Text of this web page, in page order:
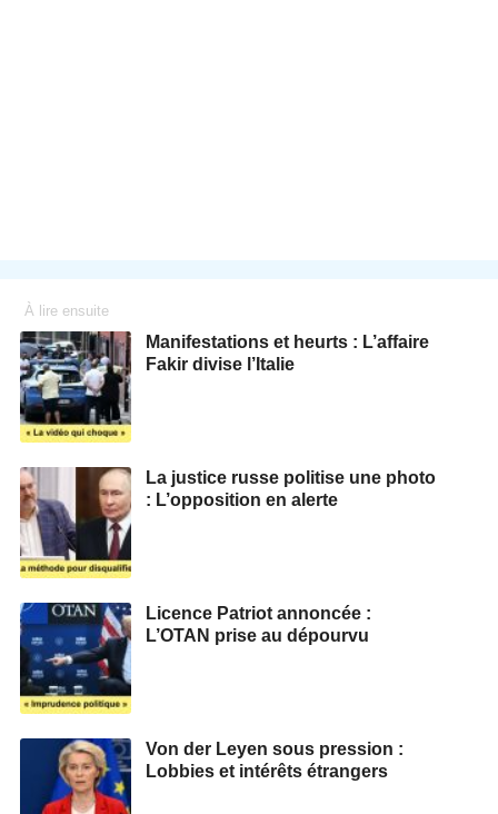
À lire ensuite
Manifestations et heurts : L’affaire
Fakir divise l’Italie
La justice russe politise une photo
: L’opposition en alerte
Licence Patriot annoncée :
L’OTAN prise au dépourvu
Von der Leyen sous pression :
Lobbies et intérêts étrangers